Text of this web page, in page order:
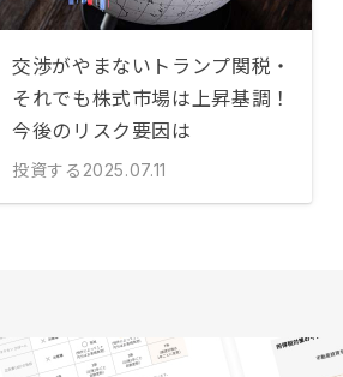
交渉がやまないトランプ関税・
それでも株式市場は上昇基調！
今後のリスク要因は
投資する 2025.07.11